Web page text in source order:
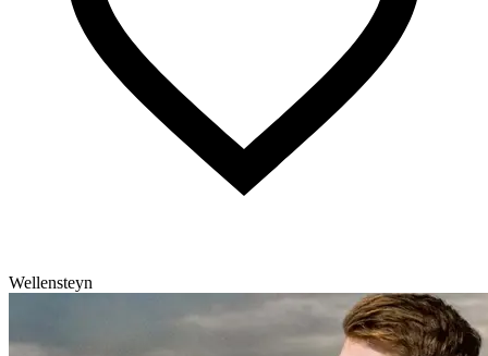
Wellensteyn